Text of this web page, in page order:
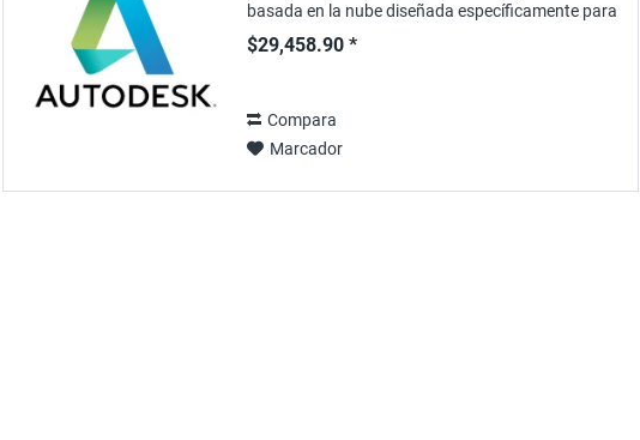
basada en la nube diseñada específicamente para
el sector de la arquitectura, la ingeniería...
$29,458.90 *
Compara
Marcador